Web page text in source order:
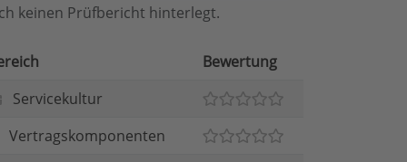
keinen Prüfbericht hinterlegt.
Bewertung
Servicekultur
Vertragskomponenten